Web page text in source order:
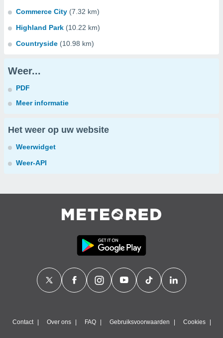
Commerce City (7.32 km)
Highland Park (10.22 km)
Countryside (10.98 km)
Weer...
PDF
Meer informatie
Het weer op uw website
Weerwidget
Weer-API
Contact Over ons FAQ Gebruiksvoorwaarden Cookies